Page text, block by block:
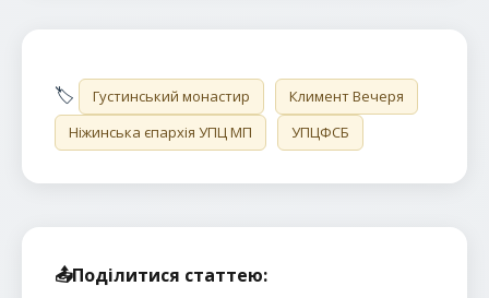
🏷️ Густинський монастир
Климент Вечеря
Ніжинська єпархія УПЦ МП
УПЦФСБ
📤Поділитися статтею: